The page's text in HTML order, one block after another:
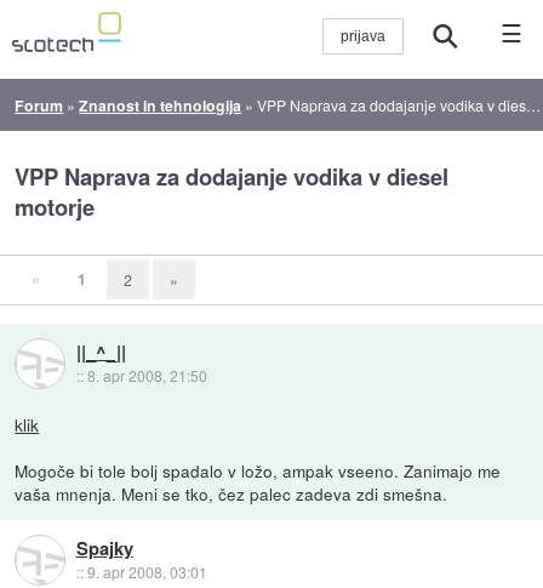
☰
Forum »Znanost in tehnologija »VPP Naprava za dodajanje vodika v diesel motorje
VPP Naprava za dodajanje vodika v diesel
motorje
« 1 2 »
||_^_||
::8. apr 2008, 21:50
klik
Mogoče bi tole bolj spadalo v ložo, ampak vseeno. Zanimajo me
vaša mnenja. Meni se tko, čez palec zadeva zdi smešna.
Spajky
::9. apr 2008, 03:01